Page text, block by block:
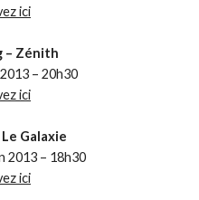
ici
– Zénith
– 20h30
ici
Galaxie
2013 – 18h30
ici